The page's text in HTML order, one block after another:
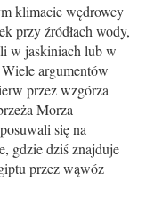
klimacie wędrowcy
przy źródłach wody,
w jaskiniach lub w
argumentów
przez wzgórza
Morza
się na
gdzie dziś znajduje
przez wąwóz